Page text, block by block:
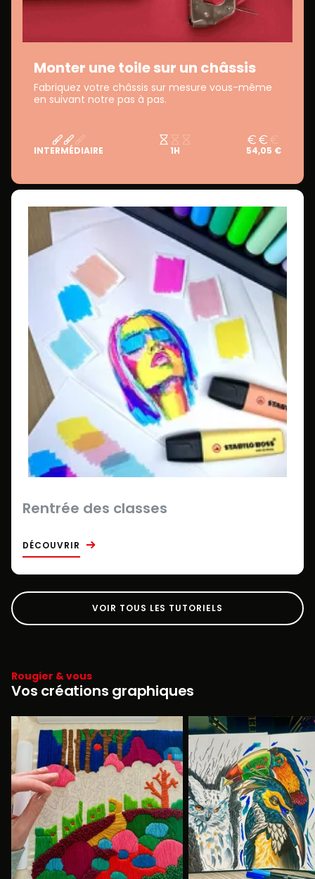
Monter une toile sur un châssis
Fabriquez votre châssis sur mesure vous-même
en suivant notre pas à pas.
INTERMÉDIAIRE 1H 54,05 €
Rentrée des classes
DÉCOUVRIR
VOIR TOUS LES TUTORIELS
Rougier & vous
Vos créations graphiques